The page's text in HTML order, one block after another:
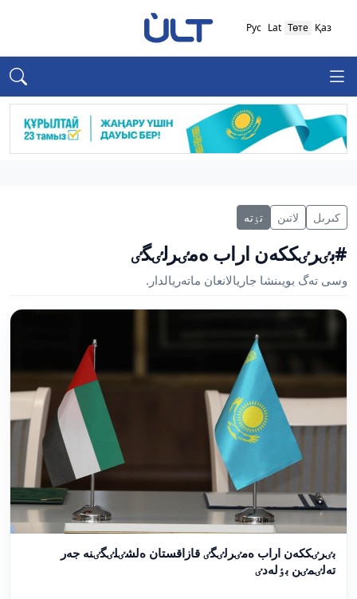
Қаз
Төте
Lat
Рус
كىرىل لاتىن تٶتە
#بٸرٸككەن اراب ەمٸرلٸگٸ
وسى تەگ بويىنشا جاريالانعان ماتەريالدار.
بٸرٸككەن اراب ەمٸرلٸگٸ قازاقستان ەلشٸلٸگٸنە جەر
تەلٸمٸن بٶلەدٸ